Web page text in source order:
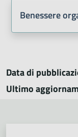
Benessere
Data di
Ultimo